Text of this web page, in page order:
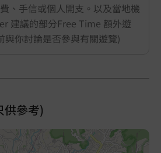
、手信或個人開支。以及當地機
建議的部分Free Time 額外遊
與你討論是否參與有關遊覽)
供參考)